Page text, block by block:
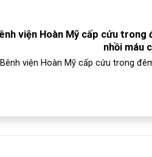
viện Hoàn Mỹ cấp cứu
nhồi máu
Bênh viện Hoàn Mỹ cấp cứu trong